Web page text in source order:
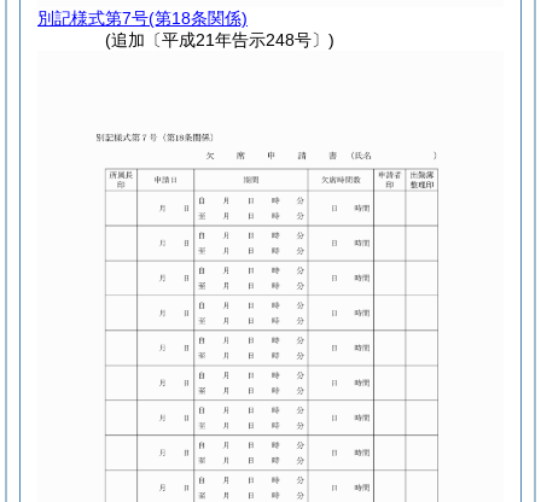
別記様式第7号(第18条関係)
(追加〔平成21年告示248号〕)